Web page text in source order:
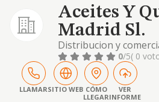
Aceites Y
Madrid Sl.
Distribucion y
de limpieza y recogida
residuos de aceite
3811 y 4645
0/5( 0
LLAMARSITIO WEB CÓMO
LLEGAR
VER
INFORME